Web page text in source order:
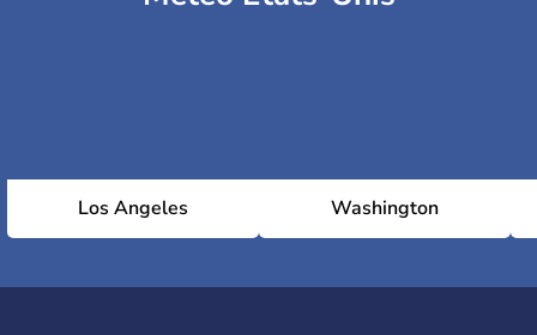
Los Angeles Washington